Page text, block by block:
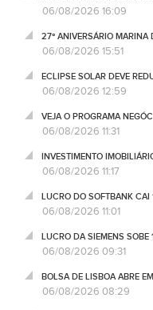
06/08/2026 16:09
27º ANIVERSÁRIO MARINA
06/08/2026 15:51
ECLIPSE SOLAR DEVE
06/08/2026 12:59
VEJA O PROGRAMA
06/08/2026 11:31
INVESTIMENTO
06/08/2026 11:17
LUCRO DO SOFTBANK CAI
06/08/2026 11:01
LUCRO DA SIEMENS
06/08/2026 09:31
BOLSA DE LISBOA ABRE
06/08/2026 08:29